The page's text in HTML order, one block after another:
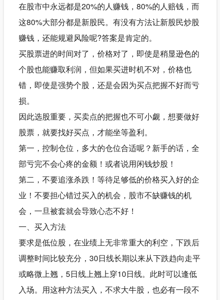
在股市中永远都是20%的人赚钱，80%的人赔钱，而
这80%大部分都是新股民。有没有方法让新股民炒股
赚钱，还能规避风险呢?答案是肯定的。
买股票进的时间对了，价格对了，即使是稍显逊色的
个股也能赚取利润，但如果买进时机不对，价格也
错，即使是强势个股，还是会因为买点把握不好而亏
损。
因此选股重要，买卖点的把握也不可小觑，想要做好
股票，就要找好买点，才能坐等盈利。
第一，控制仓位，多大的仓位合适呢？新手的话，全
部亏完不会心疼的金额！或者说用闲钱炒股！
第二，不要追涨杀跌！等待足够低的价格买入好的企
业！不要担心错过买入的机会，股市不缺赚钱的机
会，一旦被套就会导致心态不好！
一、买入方法
要求是低位股，在业绩上无非常重大的利空，下跌后
调整时间比较充分，30日线长期以来从下跌趋向走平
或略微上翘，5日线上翘上穿10日线。此时可以逢低
入场。用这种方法买入，不求大牛股，也必有一段不